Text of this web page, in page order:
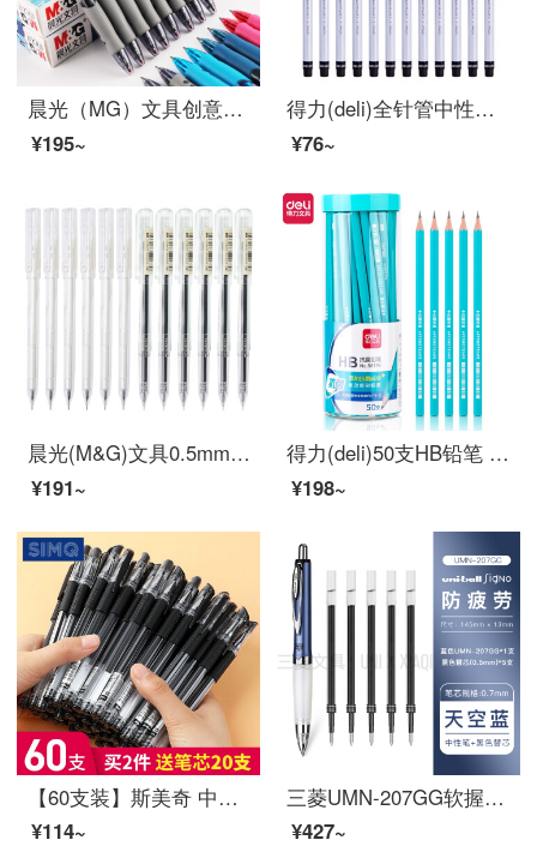
晨光（MG）文具创意者系列按动子弹头中性笔签字笔水笔 GP1008 GP1008黑色12支
¥195~
得力(deli)全针管中性笔 0.5mm大容量 一次性水笔签字笔 黑色12支/盒
¥76~
晨光(M&G)文具0.5mm黑色中性笔 透明笔杆签字笔 本味系列水笔 12支/盒AGPB5902
¥191~
得力(deli)50支HB铅笔 儿童六角杆抑菌铅笔 学生书写绘图素描铅笔 58195
¥198~
【60支装】斯美奇 中性笔批发办公文具用品碳素水笔芯水笔学生签字笔 0.5mm 黑色60只一盒装
¥114~
三菱UMN-207GG软握中性笔按动式UNI礼品笔签字笔0.7mm 蓝色+0.5黑笔芯(UMR-85N)*5支
¥427~